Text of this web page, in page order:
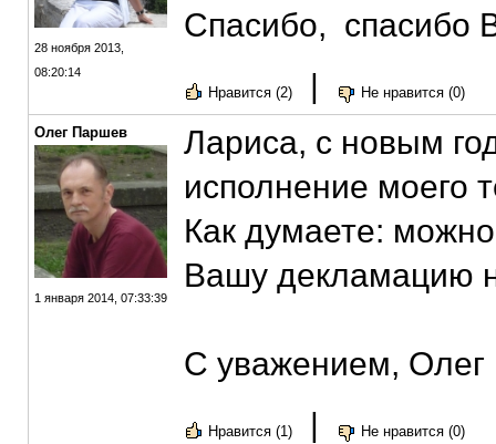
28 ноября 2013,
08:20:14
Спасибо, спасибо
Нравится (2) | Не нравится (0)
Олег Паршев
1 января 2014, 07:33:39
Лариса, с новым
исполнение моего
Как думаете:
Вашу декламацию
С уважением, Олег
Нравится (1) | Не нравится (0)